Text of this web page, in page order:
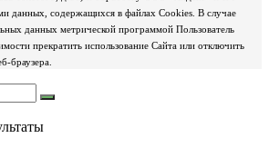
данных, содержащихся в файлах Cookies. В случае
данных метрической программой Пользователь
прекратить использование Сайта или отключить
браузера.